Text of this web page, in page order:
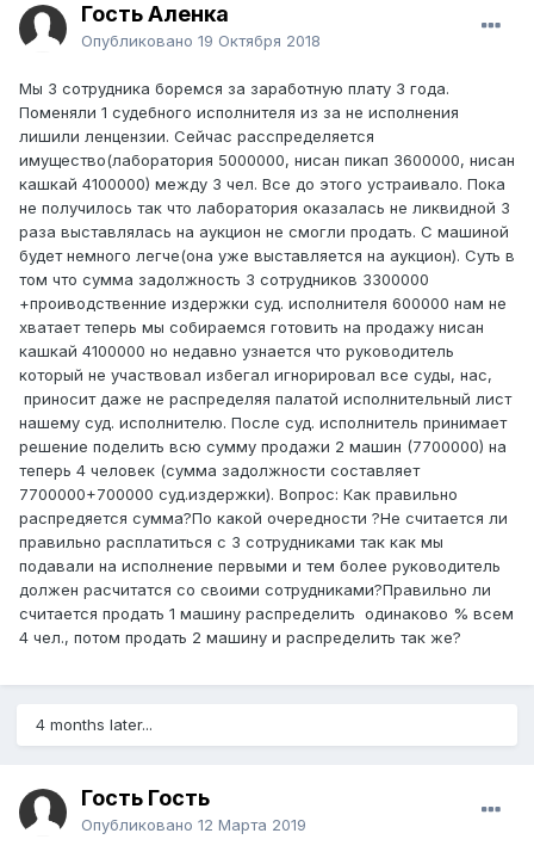
Гость Аленка
Опубликовано 19 Октября 2018
Мы 3 сотрудника боремся за заработную плату 3 года.
Поменяли 1 судебного исполнителя из за не исполнения
лишили ленцензии. Сейчас расспределяется
имущество(лаборатория 5000000, нисан пикап 3600000, нисан
кашкай 4100000) между 3 чел. Все до этого устраивало. Пока
не получилось так что лаборатория оказалась не ликвидной 3
раза выставлялась на аукцион не смогли продать. С машиной
будет немного легче(она уже выставляется на аукцион). Суть в
том что сумма задолжность 3 сотрудников 3300000
+проиводственние издержки суд. исполнителя 600000 нам не
хватает теперь мы собираемся готовить на продажу нисан
кашкай 4100000 но недавно узнается что руководитель
который не участвовал избегал игнорировал все суды, нас,
приносит даже не распределяя палатой исполнительный лист
нашему суд. исполнителю. После суд. исполнитель принимает
решение поделить всю сумму продажи 2 машин (7700000) на
теперь 4 человек (сумма задолжности составляет
7700000+700000 суд.издержки). Вопрос: Как правильно
распредяется сумма?По какой очередности ?Не считается ли
правильно расплатиться с 3 сотрудниками так как мы
подавали на исполнение первыми и тем более руководитель
должен расчитатся со своими сотрудниками?Правильно ли
считается продать 1 машину распределить одинаково % всем
4 чел., потом продать 2 машину и распределить так же?
4 months later...
Гость Гость
Опубликовано 12 Марта 2019